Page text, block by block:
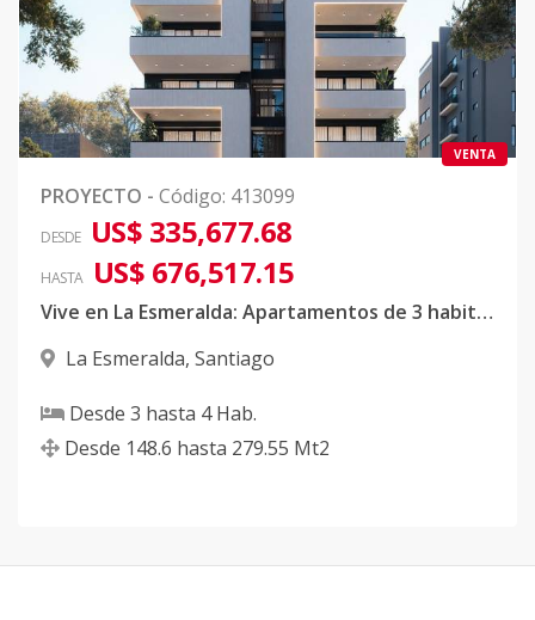
VENTA
PROYECTO - Código: 413099
DESDE US$ 335,677.68
HASTA US$ 676,517.15
Vive en La Esmeralda: Apartamentos de 3 habitaciones y Penthouse de lujo en Santiago
La Esmeralda, Santiago
Desde 3 hasta 4Hab.
Desde 148.6 hasta 279.55 Mt2